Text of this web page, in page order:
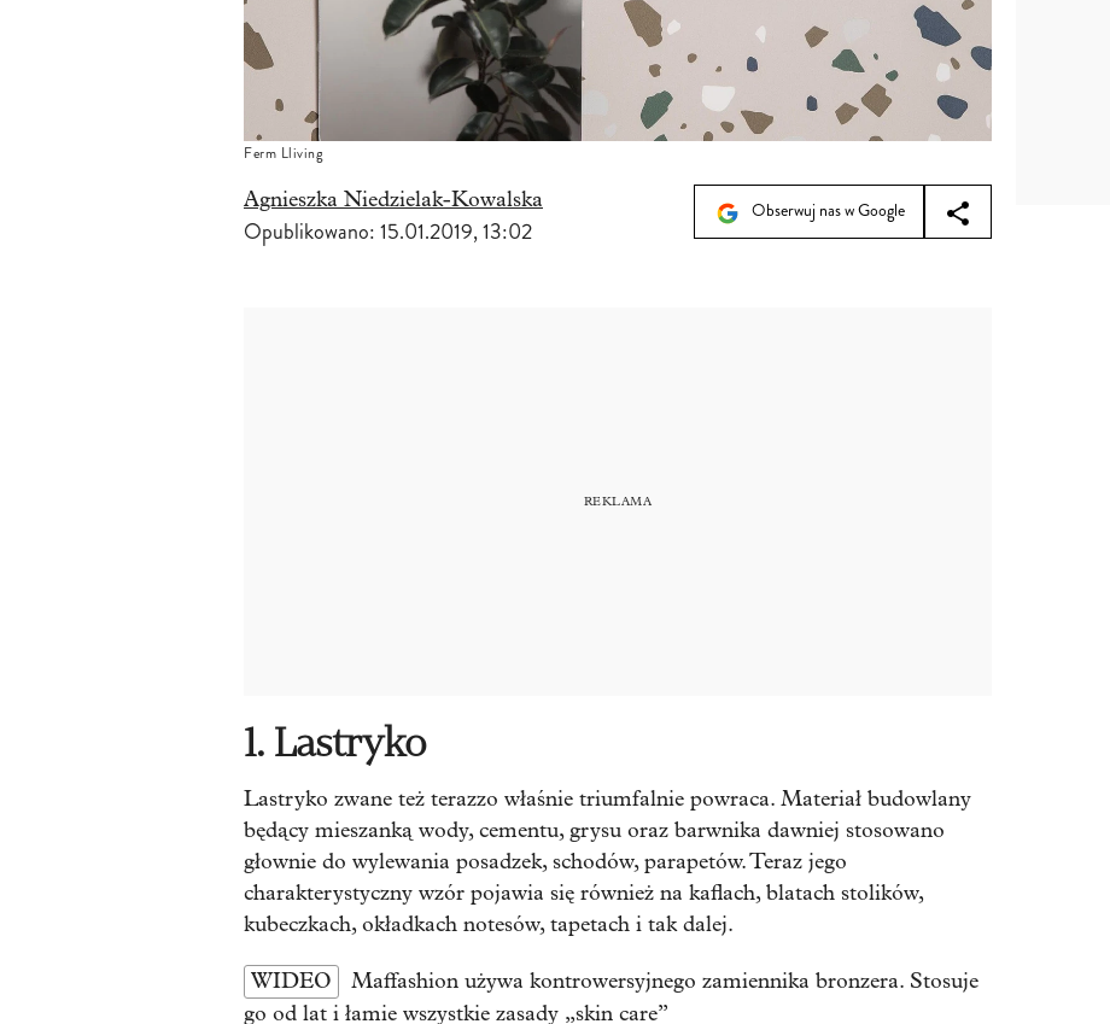
Ferm Lliving
Agnieszka Niedzielak-Kowalska
Opublikowano:15.01.2019, 13:02
Obserwuj nas w Google
1. Lastryko
Lastryko zwane też terazzo właśnie triumfalnie powraca. Materiał budowlany
będący mieszanką wody, cementu, grysu oraz barwnika dawniej stosowano
głownie do wylewania posadzek, schodów, parapetów. Teraz jego
charakterystyczny wzór pojawia się również na kaflach, blatach stolików,
kubeczkach, okładkach notesów, tapetach i tak dalej.
WIDEO
Maffashion używa kontrowersyjnego zamiennika bronzera. Stosuje
go od lat i łamie wszystkie zasady „skin care”